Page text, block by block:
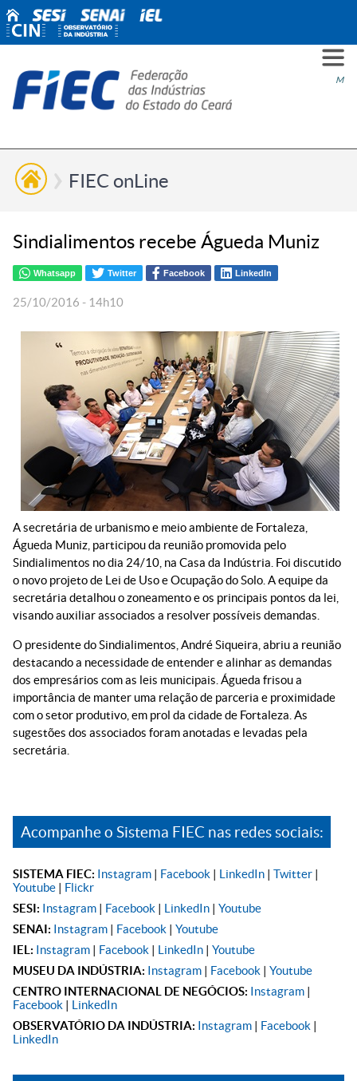
Menu
VOCÊ
ESG
NÓS
FIEC onLine
Sindialimentos recebe Águeda Muniz
Whatsapp Twitter Facebook LinkedIn
25/10/2016 - 14h10
A secretária de urbanismo e meio ambiente de Fortaleza,
Águeda Muniz, participou da reunião promovida pelo
Sindialimentos no dia 24/10, na Casa da Indústria. Foi discutido
o novo projeto de Lei de Uso e Ocupação do Solo. A equipe da
secretária detalhou o zoneamento e os principais pontos da lei,
visando auxiliar associados a resolver possíveis demandas.
O presidente do Sindialimentos, André Siqueira, abriu a reunião
destacando a necessidade de entender e alinhar as demandas
dos empresários com as leis municipais. Águeda frisou a
importância de manter uma relação de parceria e proximidade
com o setor produtivo, em prol da cidade de Fortaleza. As
sugestões dos associados foram anotadas e levadas pela
secretária.
Acompanhe o Sistema FIEC nas redes sociais:
SISTEMA FIEC: Instagram | Facebook | LinkedIn | Twitter |
Youtube | Flickr
SESI: Instagram | Facebook | LinkedIn | Youtube
SENAI: Instagram | Facebook | Youtube
IEL: Instagram | Facebook | LinkedIn | Youtube
MUSEU DA INDÚSTRIA: Instagram | Facebook | Youtube
CENTRO INTERNACIONAL DE NEGÓCIOS: Instagram |
Facebook | LinkedIn
OBSERVATÓRIO DA INDÚSTRIA: Instagram | Facebook |
LinkedIn